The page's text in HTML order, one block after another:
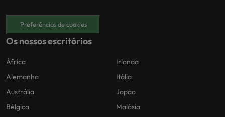
Preferências de cookies
Os nossos escritórios
África
Alemanha
Austrália
Bélgica
Irlanda
Itália
Japão
Malásia